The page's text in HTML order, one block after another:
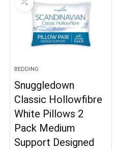
BEDDING
Snuggledown
Classic Hollowfibre
White Pillows 2
Pack Medium
Support Designed